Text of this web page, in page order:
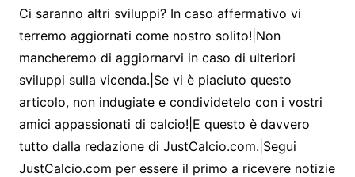
Ci saranno altri sviluppi? In caso affermativo vi
terremo aggiornati come nostro solito!|Non
mancheremo di aggiornarvi in caso di ulteriori
sviluppi sulla vicenda.|Se vi è piaciuto questo
articolo, non indugiate e condividetelo con i vostri
amici appassionati di calcio!|E questo è davvero
tutto dalla redazione di JustCalcio.com.|Segui
JustCalcio.com per essere il primo a ricevere notizie